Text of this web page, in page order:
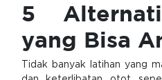
5
yang Bisa
Tidak banyak latihan yang